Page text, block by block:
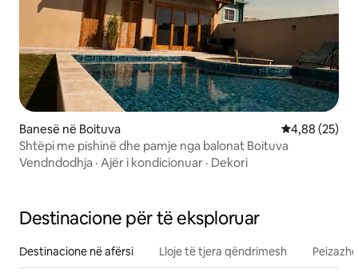
Banesë në Boituva Vlerësimi
4,88 (25)
Shtëpi me pishinë dhe pamje nga balonat Boituva
Vendndodhja · Ajër i kondicionuar · Dekori
Destinacione për të eksploruar
Destinacione në afërsi Lloje të tjera qëndrimesh